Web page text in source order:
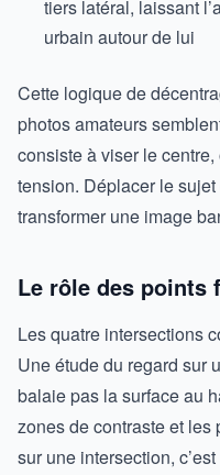
tiers latéral, laissant
urbain autour de lui
Cette logique de
photos amateurs
consiste à viser le
tension. Déplacer le
transformer une image
Le rôle des points
Les quatre intersections
Une étude du regard sur
balaie pas la surface au
zones de contraste et les
sur une intersection,